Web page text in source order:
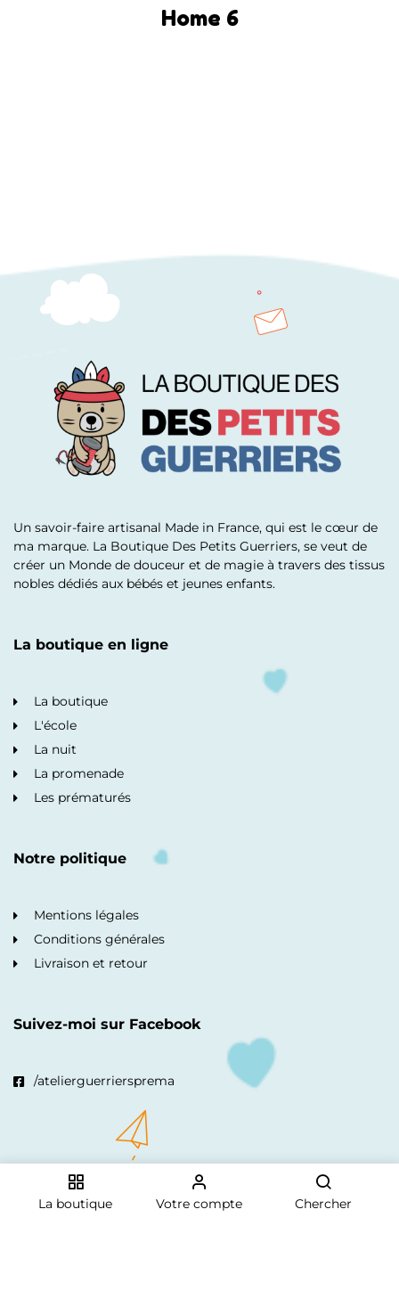
La boutique Votre compte Chercher
Home 6
Un savoir-faire artisanal Made in France, qui est le cœur de
ma marque. La Boutique Des Petits Guerriers, se veut de
créer un Monde de douceur et de magie à travers des tissus
nobles dédiés aux bébés et jeunes enfants.
La boutique en ligne
La boutique
L'école
La nuit
La promenade
Les prématurés
Notre politique
Mentions légales
Conditions générales
Livraison et retour
Suivez-moi sur Facebook
/atelierguerriersprema
© Copyright 2023, La boutique des petits guerriers